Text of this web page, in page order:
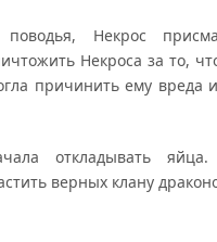
Некрос
Некроса за то,
причинить ему вреда
откладывать
верных клану